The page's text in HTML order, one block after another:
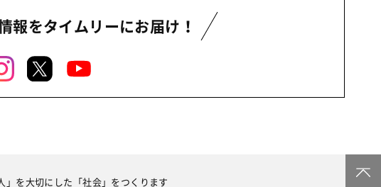
報をタイムリーにお届け！
」を大切にした 「社会」をつくります